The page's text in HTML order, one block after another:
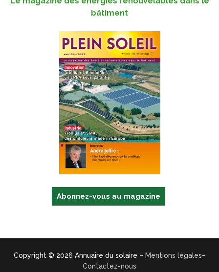
bâtiment
Abonnez-vous au magazine
Copyright © 2026 Annuaire du solaire – Mentions légales–
Contactez-nous